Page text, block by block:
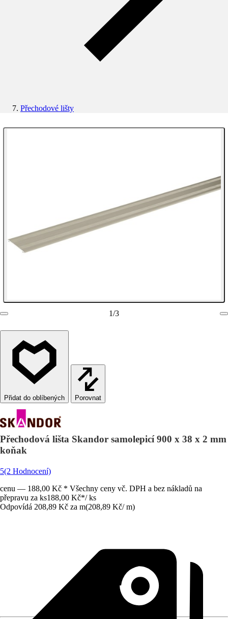
Přechodové lišty
1/3
Porovnat
Přechodová lišta Skandor samolepicí 900 x 38 x 2 mm
koňak
5(2 Hodnocení)
cenu — 188,00 Kč * Všechny ceny vč. DPH a bez nákladů na
přepravu za ks188,00 Kč*/ ks
Odpovídá 208,89 Kč za m(208,89 Kč/ m)